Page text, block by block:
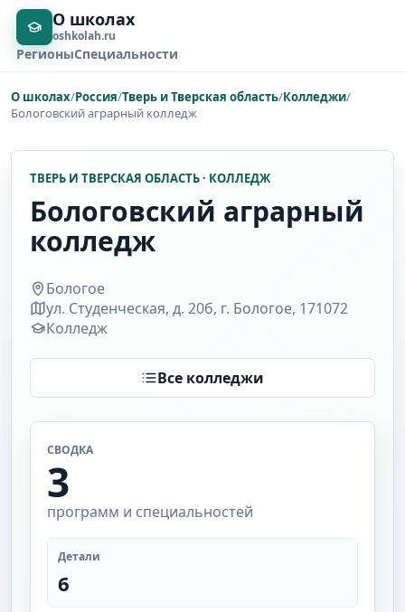
О школах
oshkolah.ru
РегионыСпециальности
О школах/Россия/Тверь и Тверская область/Колледжи/
Бологовский аграрный колледж
ТВЕРЬ И ТВЕРСКАЯ ОБЛАСТЬ · КОЛЛЕДЖ
Бологовский аграрный
колледж
Бологое
ул. Студенческая, д. 20б, г. Бологое, 171072
Колледж
Все колледжи
СВОДКА
3
программ и специальностей
Детали
6